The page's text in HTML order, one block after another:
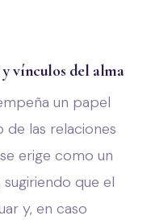
y vínculos del alma
un papel
las relaciones
erige como un
que el
y, en caso